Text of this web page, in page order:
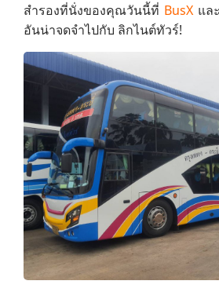
สำรองที่นั่งของคุณวันนี้ที่ BusX แล
อันน่าจดจำไปกับ ลิกไนต์ทัวร์!